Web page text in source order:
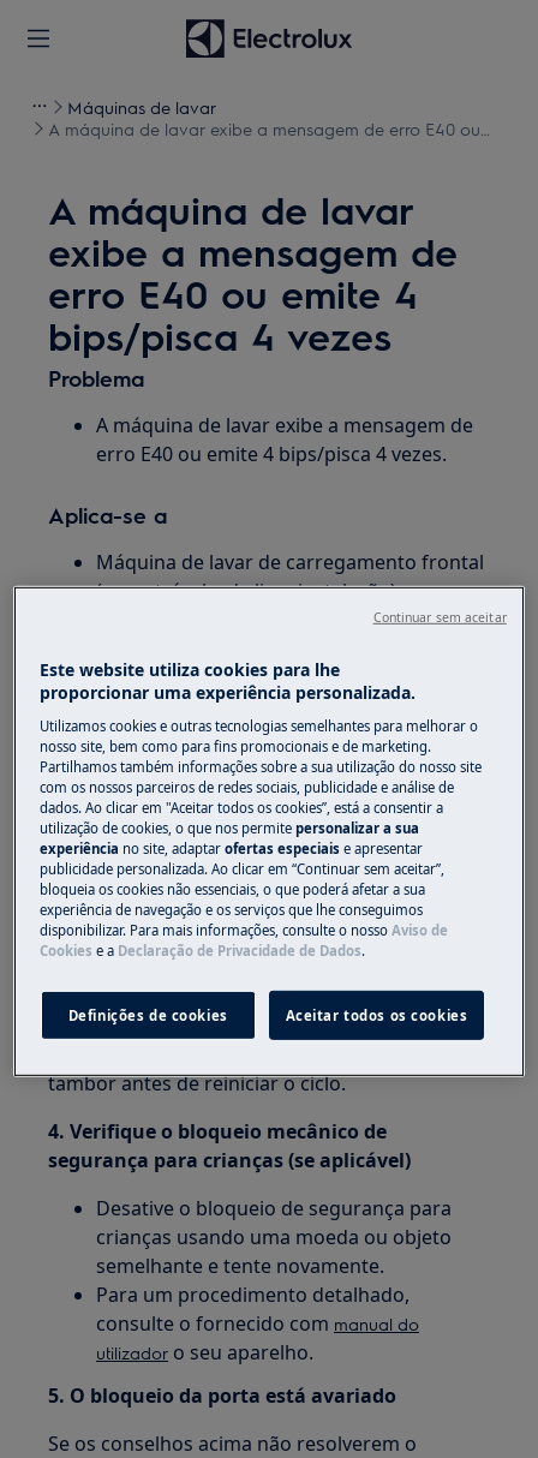
Máquinas de lavar
A máquina de lavar exibe a mensagem de erro E40 ou
A máquina de lavar
exibe a mensagem de
erro E40 ou emite 4
bips/pisca 4 vezes
Problema
A máquina de lavar exibe a mensagem de
erro E40 ou emite 4 bips/pisca 4 vezes.
Aplica-se a
Máquina de lavar de carregamento frontal
(encastrável e de livre instalação)
1. Verifique se a porta está bem fechada
Se necessário, empurre a porta com firmeza
Pode ouvir um clique.
2. Verifique se existe alguma roupa suja presa
entre o vedante e o vidro da porta
Se necessário, remova alguma roupa suja do
tambor antes de reiniciar o ciclo.
(sobecarga)
tambor antes de reiniciar o ciclo.
4. Verifique o bloqueio mecânico de
segurança para crianças (se aplicável)
Desative o bloqueio de segurança para
crianças usando uma moeda ou objeto
semelhante e tente novamente.
Para um procedimento detalhado,
consulte o fornecido com manual do
utilizador o seu aparelho.
5. O bloqueio da porta está avariado
Se os conselhos acima não resolverem o
Este website utiliza cookies para lhe
proporcionar uma experiência personalizada.
Utilizamos cookies e outras tecnologias semelhantes para melhorar o
nosso site, bem como para fins promocionais e de marketing.
Partilhamos também informações sobre a sua utilização do nosso site
com os nossos parceiros de redes sociais, publicidade e análise de
dados. Ao clicar em "Aceitar todos os cookies”, está a consentir a
utilização de cookies, o que nos permitepersonalizar a sua
experiência no site, adaptarofertas especiaise apresentar
publicidade personalizada. Ao clicar em “Continuar sem aceitar”,
bloqueia os cookies não essenciais, o que poderá afetar a sua
experiência de navegação e os serviços que lhe conseguimos
disponibilizar. Para mais informações, consulte o nossoAviso de
Cookies e a Declaração de Privacidade de Dados.
Definições de cookies Aceitar todos os cookies
Continuar sem aceitar